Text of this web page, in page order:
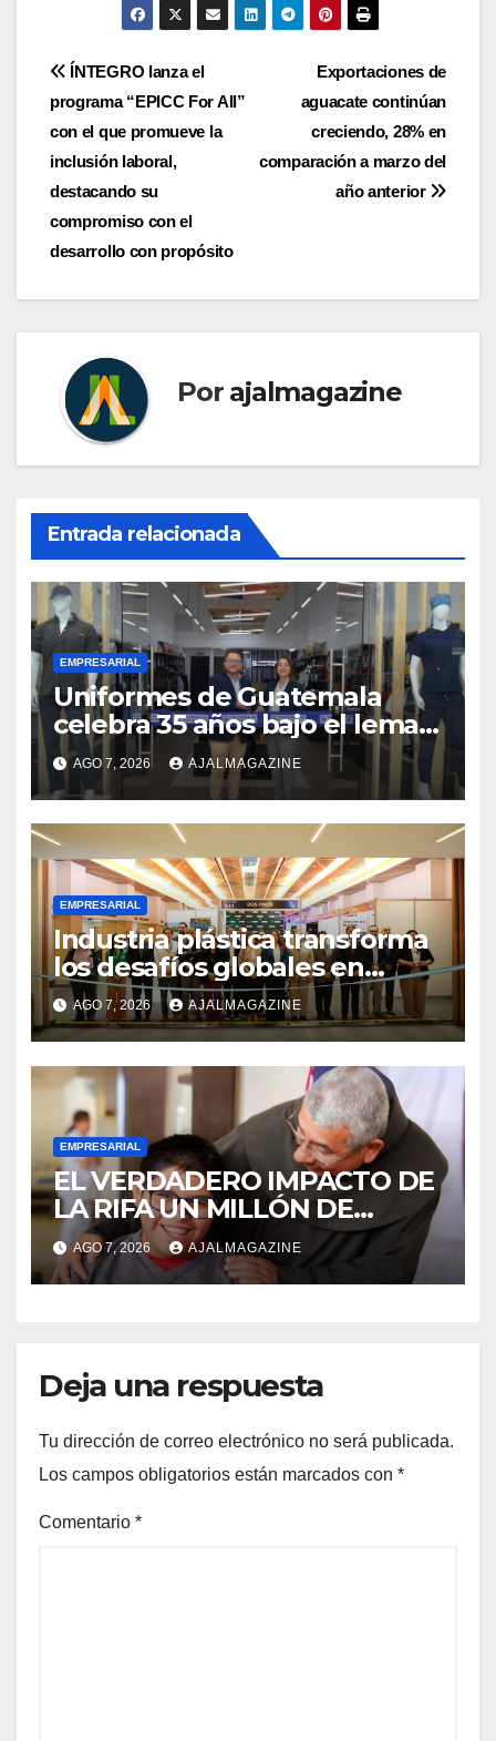
Navegación
de
entradas
Exportaciones de
aguacate continúan
creciendo, 28% en
comparación a marzo del
año anterior
ÍNTEGRO lanza el
programa “EPICC For All”
con el que promueve la
inclusión laboral,
destacando su
compromiso con el
desarrollo con propósito
Por ajalmagazine
Entrada relacionada
EMPRESARIAL
Uniformes de Guatemala
celebra 35 años bajo el lema
«Hechos para destacar» y
continúa su expansión
nacional
AGO 7, 2026 AJALMAGAZINE
EMPRESARIAL
Industria plástica transforma
los desafíos globales en
innovación y nuevas
oportunidades de negocio
AGO 7, 2026 AJALMAGAZINE
EMPRESARIAL
EL VERDADERO IMPACTO DE
LA RIFA UN MILLÓN DE
AMIGOS HOY POR TI,
MAÑANA POR MÍ
AGO 7, 2026 AJALMAGAZINE
Deja una respuesta
Tu dirección de correo electrónico no será publicada.
Los campos obligatorios están marcados con *
Comentario *